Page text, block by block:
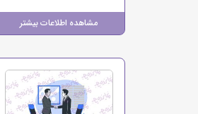
منبع درآمد برای کسب‌وکار
شمامشاهده اطلاعات بیشتر